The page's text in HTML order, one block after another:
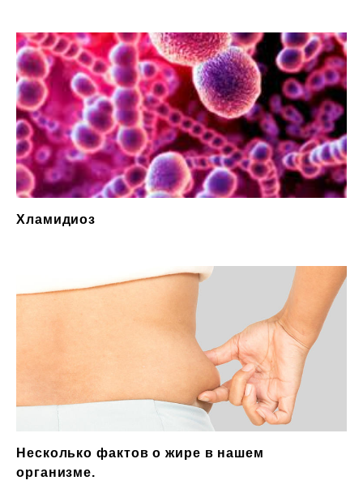
Хламидиоз
Несколько фактов о жире в нашем
организме.